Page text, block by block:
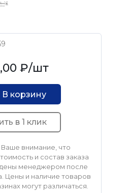
₽/шт
В корзину
в 1 клик
внимание, что
и состав заказа
менеджером после
Цены и наличие товаров
могут различаться.